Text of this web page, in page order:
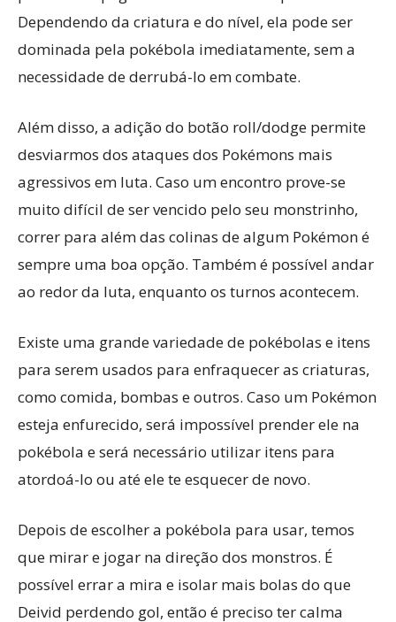
Dependendo da criatura e do nível, ela pode ser
dominada pela pokébola imediatamente, sem a
necessidade de derrubá-lo em combate.
Além disso, a adição do botão roll/dodge permite
desviarmos dos ataques dos Pokémons mais
agressivos em luta. Caso um encontro prove-se
muito difícil de ser vencido pelo seu monstrinho,
correr para além das colinas de algum Pokémon é
sempre uma boa opção. Também é possível andar
ao redor da luta, enquanto os turnos acontecem.
Existe uma grande variedade de pokébolas e itens
para serem usados para enfraquecer as criaturas,
como comida, bombas e outros. Caso um Pokémon
esteja enfurecido, será impossível prender ele na
pokébola e será necessário utilizar itens para
atordoá-lo ou até ele te esquecer de novo.
Depois de escolher a pokébola para usar, temos
que mirar e jogar na direção dos monstros. É
possível errar a mira e isolar mais bolas do que
Deivid perdendo gol, então é preciso ter calma